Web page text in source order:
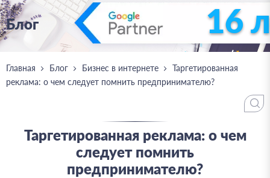
Блог 16
Главная Блог Бизнес в интернете
Таргетированная
реклама: о чем следует помнить предпринимателю?
Таргетированная реклама: о чем
следует помнить
предпринимателю?